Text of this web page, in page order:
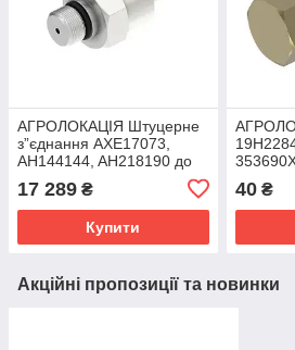
АГРОЛОКАЦІЯ Штуцерне
з”єднання AXE17073,
AH144144, AH218190 до
(унікальний ID: AXE17073)
17 289 ₴
Купити
19H2284)
40₴
Акційні пропозиції та новинки